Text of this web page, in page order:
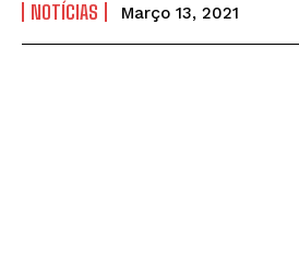
NOTÍCIAS Março 13, 2021